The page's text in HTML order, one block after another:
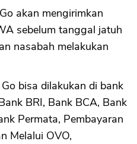
akan mengirimkan
sebelum tanggal jatuh
nasabah melakukan
bisa dilakukan di bank
BRI, Bank BCA, Bank
Permata, Pembayaran
Melalui OVO,